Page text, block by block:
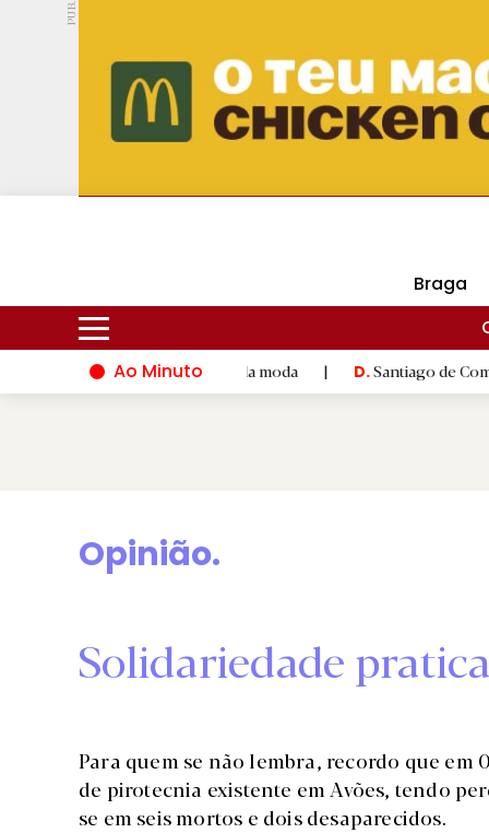
PUB.
Hoje 17ºC 24ºC DMtv
Braga
Ao Minuto
inovação do mundo da moda | D.Santiago de Compostela
Opinião.
Solidariedade
Para quem se não lembra, recordo que
de pirotecnia existente em Avões, tendo
se em seis mortos e dois desaparecidos.